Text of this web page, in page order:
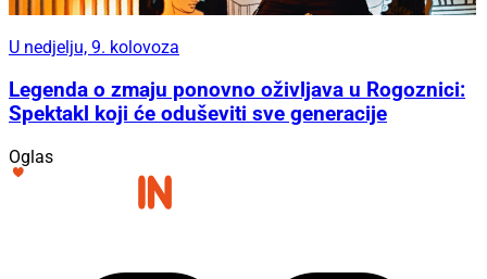
U nedjelju, 9. kolovoza
Legenda o zmaju ponovno oživljava u Rogoznici:
Spektakl koji će oduševiti sve generacije
Oglas